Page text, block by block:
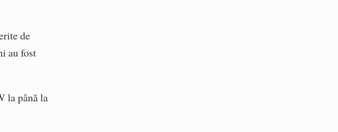
de
au fost
la până la